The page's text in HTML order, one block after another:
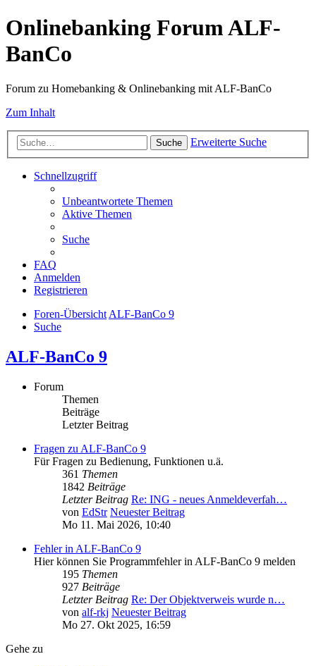
Onlinebanking Forum ALF-
BanCo
Forum zu Homebanking & Onlinebanking mit ALF-BanCo
Zum Inhalt
Suche Erweiterte Suche
Schnellzugriff
Unbeantwortete Themen
Aktive Themen
Suche
FAQ
Anmelden
Registrieren
Foren-ÜbersichtALF-BanCo 9
Suche
ALF-BanCo 9
Forum
Themen
Beiträge
Letzter Beitrag
Fragen zu ALF-BanCo 9
Für Fragen zu Bedienung, Funktionen u.ä.
361 Themen
1842 Beiträge
Letzter Beitrag Re: ING - neues Anmeldeverfah…
von EdStr Neuester Beitrag
Mo 11. Mai 2026, 10:40
Fehler in ALF-BanCo 9
Hier können Sie Programmfehler in ALF-BanCo 9 melden
195 Themen
927 Beiträge
Letzter Beitrag Re: Der Objektverweis wurde n…
von alf-rkj Neuester Beitrag
Mo 27. Okt 2025, 16:59
Gehe zu